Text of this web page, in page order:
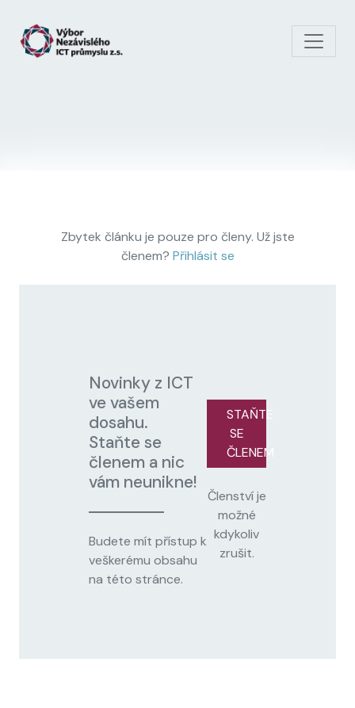
Zbytek článku je pouze pro členy. Už jste
členem? Přihlásit se
Novinky z ICT
ve vašem
dosahu.
Staňte se
členem a nic
vám neunikne!
Budete mít přístup k
veškerému obsahu
na této stránce.
STAŇTE
SE
ČLENEM
Členství je
možné
kdykoliv
zrušit.